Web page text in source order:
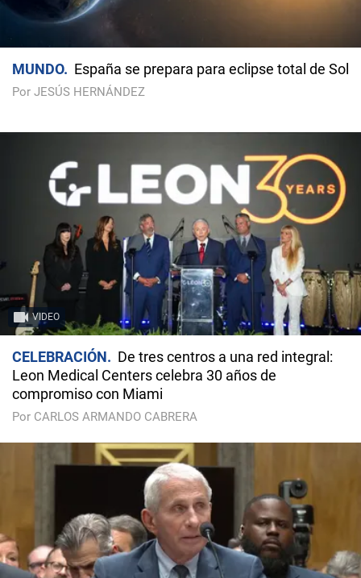
MUNDO España se prepara para eclipse total de Sol
Por JESÚS HERNÁNDEZ
VIDEO
CELEBRACIÓN
De tres centros a una red integral:
Leon Medical Centers celebra 30 años de
compromiso con Miami
Por CARLOS ARMANDO CABRERA